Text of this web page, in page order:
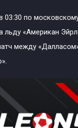
03:30 по
льду «Американ
между